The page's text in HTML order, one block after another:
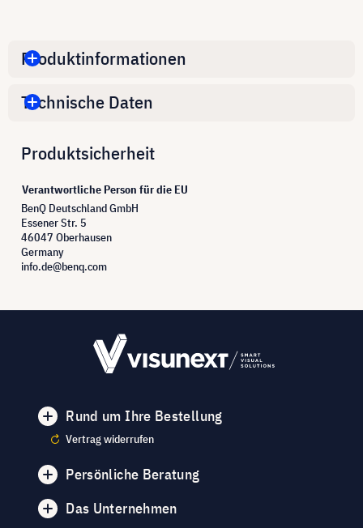
Produktinformationen
Technische Daten
Produktsicherheit
Verantwortliche Person für die EU
BenQ Deutschland GmbH
Essener Str. 5
46047 Oberhausen
Germany
info.de@benq.com
Rund um Ihre Bestellung
Vertrag widerrufen
Persönliche Beratung
Das Unternehmen